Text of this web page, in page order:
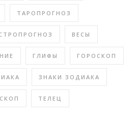
ТАРОПРОГНОЗ
ВЕСЫ
ГЛИФЫ ГОРОСКОП
ЗНАКИ ЗОДИАКА
ТЕЛЕЦ